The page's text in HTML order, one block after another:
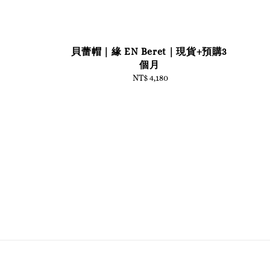
貝蕾帽｜緣 EN Beret｜現貨+預購3
個月
Regular
NT$ 4,180